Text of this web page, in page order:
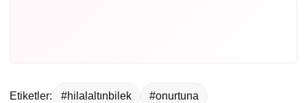
Etiketler: #hilalaltınbilek #onurtuna